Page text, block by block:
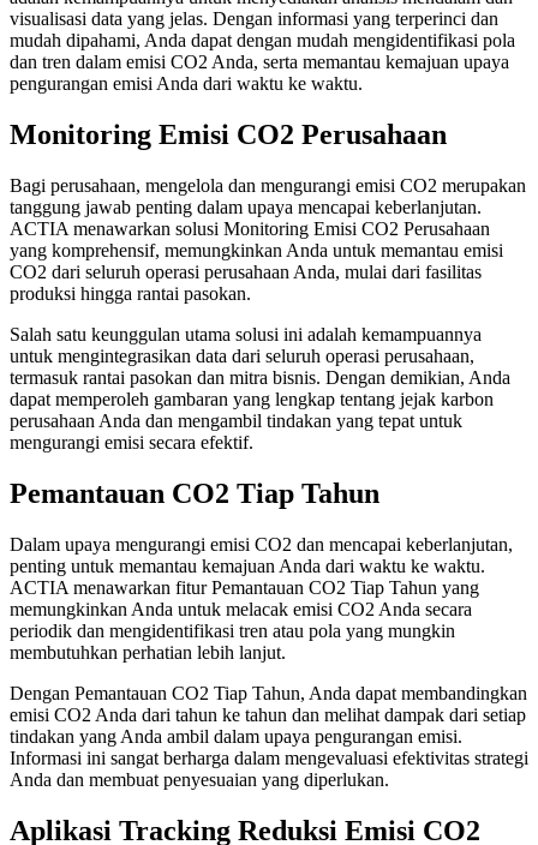
visualisasi data yang jelas. Dengan informasi yang terperinci dan
mudah dipahami, Anda dapat dengan mudah mengidentifikasi pola
dan tren dalam emisi CO2 Anda, serta memantau kemajuan upaya
pengurangan emisi Anda dari waktu ke waktu.
Monitoring Emisi CO2 Perusahaan
Bagi perusahaan, mengelola dan mengurangi emisi CO2 merupakan
tanggung jawab penting dalam upaya mencapai keberlanjutan.
ACTIA menawarkan solusi Monitoring Emisi CO2 Perusahaan
yang komprehensif, memungkinkan Anda untuk memantau emisi
CO2 dari seluruh operasi perusahaan Anda, mulai dari fasilitas
produksi hingga rantai pasokan.
Salah satu keunggulan utama solusi ini adalah kemampuannya
untuk mengintegrasikan data dari seluruh operasi perusahaan,
termasuk rantai pasokan dan mitra bisnis. Dengan demikian, Anda
dapat memperoleh gambaran yang lengkap tentang jejak karbon
perusahaan Anda dan mengambil tindakan yang tepat untuk
mengurangi emisi secara efektif.
Pemantauan CO2 Tiap Tahun
Dalam upaya mengurangi emisi CO2 dan mencapai keberlanjutan,
penting untuk memantau kemajuan Anda dari waktu ke waktu.
ACTIA menawarkan fitur Pemantauan CO2 Tiap Tahun yang
memungkinkan Anda untuk melacak emisi CO2 Anda secara
periodik dan mengidentifikasi tren atau pola yang mungkin
membutuhkan perhatian lebih lanjut.
Dengan Pemantauan CO2 Tiap Tahun, Anda dapat membandingkan
emisi CO2 Anda dari tahun ke tahun dan melihat dampak dari setiap
tindakan yang Anda ambil dalam upaya pengurangan emisi.
Informasi ini sangat berharga dalam mengevaluasi efektivitas strategi
Anda dan membuat penyesuaian yang diperlukan.
Aplikasi Tracking Reduksi Emisi CO2